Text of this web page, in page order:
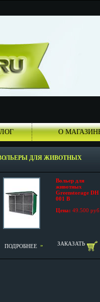
О
ДЛЯ ЖИВОТНЫХ
Вольер для
животных
Greenstorage DH
001 B
Цена: 49.500
ПОДРОБНЕЕ ЗАКАЗАТЬ